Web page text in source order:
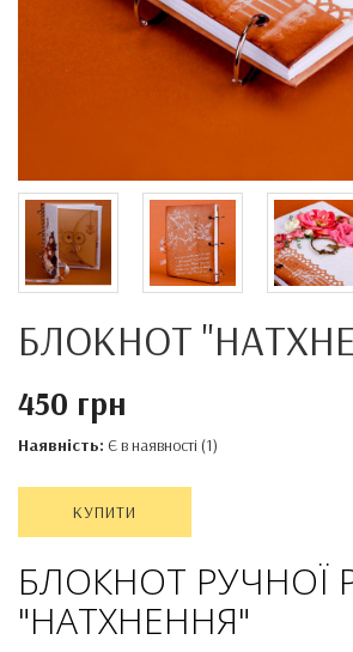
БЛОКНОТ
450 грн
Наявність: Є в наявності (1)
КУПИТИ
БЛОКНОТ РУЧНОЇ
"НАТХНЕННЯ"